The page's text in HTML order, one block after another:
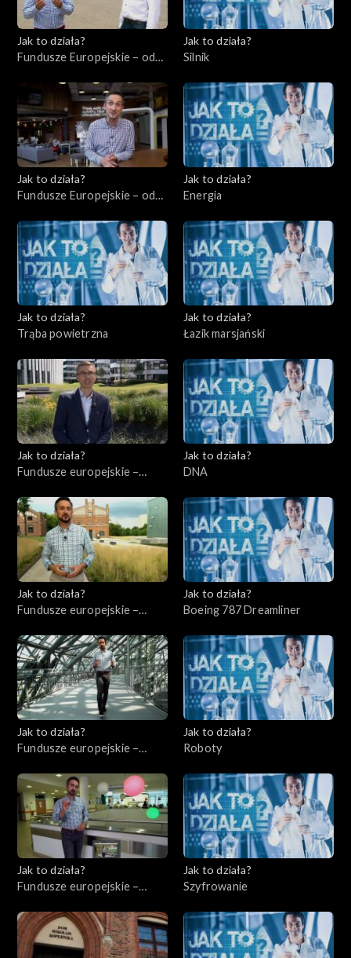
Jak to działa?
Fundusze Europejskie – odc.
niepełnosprawnych
Jak to działa?
Silnik
Jak to działa?
Fundusze Europejskie – odc.
Jak to działa?
Energia
Jak to działa?
Trąba powietrzna
Jak to działa?
Łazik marsjański
Jak to działa?
Fundusze europejskie –
Jak to działa?
DNA
Jak to działa?
Fundusze europejskie –
Jak to działa?
Boeing 787 Dreamliner
Jak to działa?
Fundusze europejskie –
Jak to działa?
Roboty
Jak to działa?
Fundusze europejskie –
Jak to działa?
Szyfrowanie